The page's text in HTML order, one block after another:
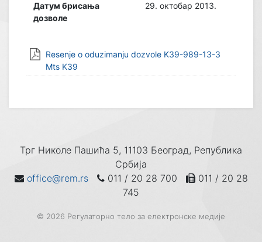
Датум брисања
дозволе
29. октобар 2013.
Resenje o oduzimanju dozvole K39-989-13-3
Mts K39
Трг Николе Пашића 5, 11103 Београд, Република
Србија
office@rem.rs
011 / 20 28 700
011 / 20 28
745
© 2026 Регулаторно тело за електронске медије